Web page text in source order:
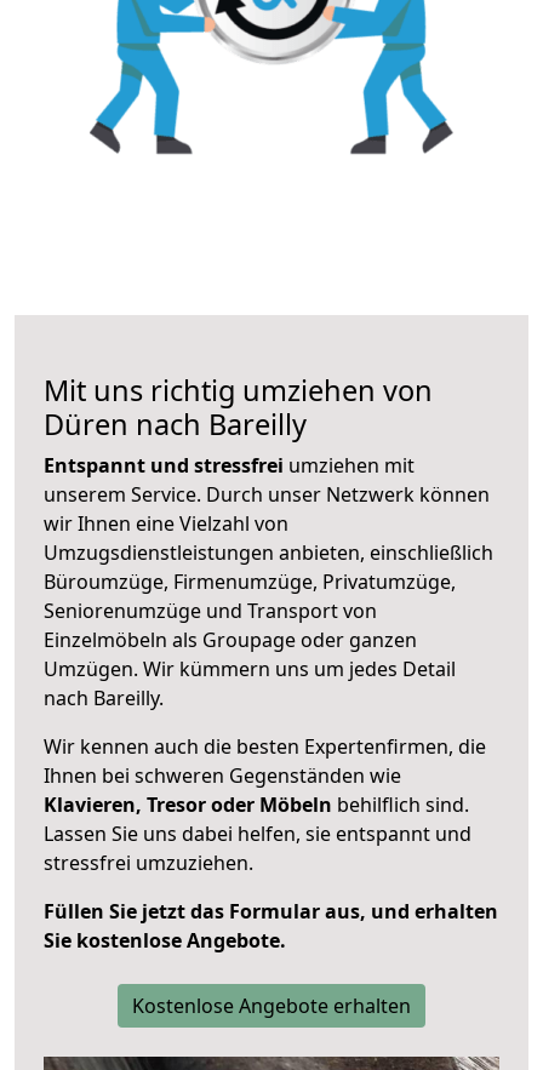
Mit uns richtig umziehen von
Düren nach Bareilly
Entspannt und stressfrei umziehen mit
unserem Service. Durch unser Netzwerk können
wir Ihnen eine Vielzahl von
Umzugsdienstleistungen anbieten, einschließlich
Büroumzüge, Firmenumzüge, Privatumzüge,
Seniorenumzüge und Transport von
Einzelmöbeln als Groupage oder ganzen
Umzügen. Wir kümmern uns um jedes Detail
nach Bareilly.
Wir kennen auch die besten Expertenfirmen, die
Ihnen bei schweren Gegenständen wie
Klavieren, Tresor oder Möbeln behilflich sind.
Lassen Sie uns dabei helfen, sie entspannt und
stressfrei umzuziehen.
Füllen Sie jetzt das Formular aus, und erhalten
Sie kostenlose Angebote.
Kostenlose Angebote erhalten